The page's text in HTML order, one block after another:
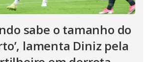
sabe o tamanho do
lamenta Diniz pela